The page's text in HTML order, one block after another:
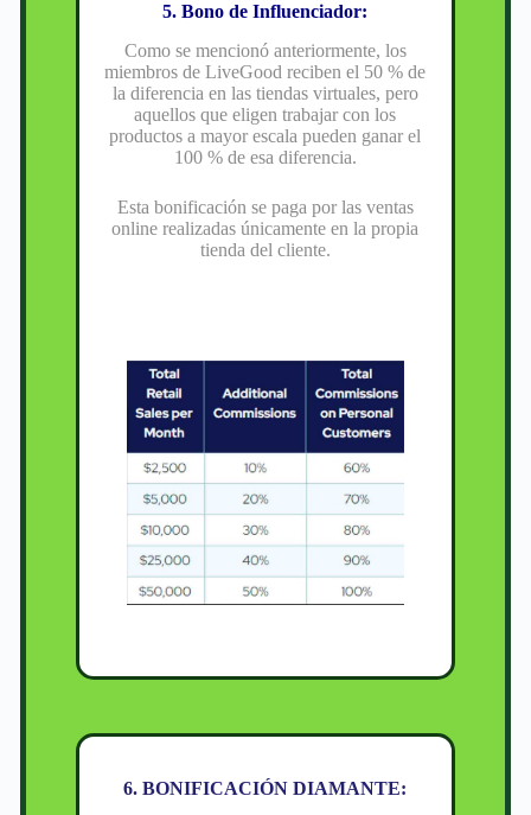
5. Bono de Influenciador:
Como se mencionó anteriormente, los
miembros de LiveGood reciben el 50 % de
la diferencia en las tiendas virtuales, pero
aquellos que eligen trabajar con los
productos a mayor escala pueden ganar el
100 % de esa diferencia.
Esta bonificación se paga por las ventas
online realizadas únicamente en la propia
tienda del cliente.
6. BONIFICACIÓN DIAMANTE: